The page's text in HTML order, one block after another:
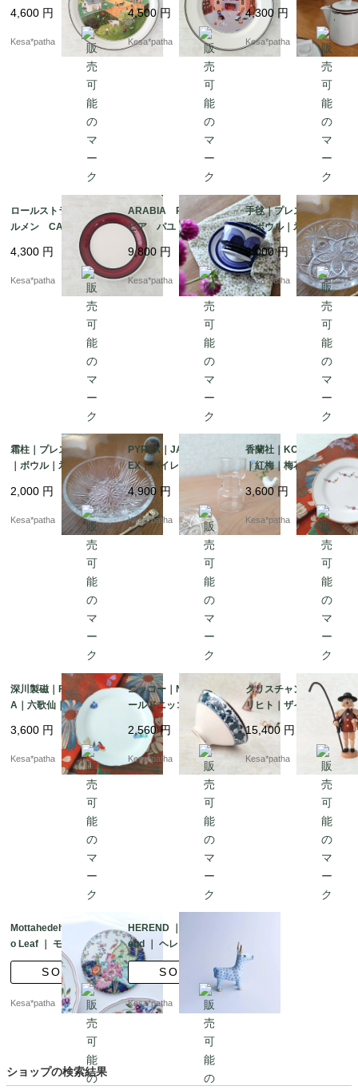
ホ フォーシーズン
ズ サマー 飾り皿
デコレーションプレー
ト ウォールプレー
ト ウォールデコ ド
イツ ヴィンテージ
4,600 円
Kesa*patha
ホ デザイン ナイー
フ 暖炉 プレート
ドイツ ヴィンテージ
4,500円
Kesa*patha
ミスト クリーマー
廃盤 廃番 オールド
ダンスク アメリカ
ヴィンテージ
4,300 円
Kesa*patha
ロールストランド カ
ルメン CARMEN 2
1cm プレート 廃
盤 廃番 スウェーデ
ン 北欧 ヴィンテー
4,300 円
Kesa*patha
ARABIA Paju アラ
ビア パユ デミタス
カップ ソーサー 廃
番 廃盤 フィンラン
ド 北欧 ヴィンテー
9,800 円
Kesa*patha
手毬｜プレス｜ガラス
｜ボウル｜氷コップ｜
昭和レトロ｜日本
2,000円
Kesa*patha
霜柱｜プレス｜ガラス
｜ボウル｜氷コップ｜
昭和レトロ｜日本
2,000 円
Kesa*patha
PYREX｜JAPAN PYR
EX｜パイレックス｜ジ
ャパンパイレックス｜
ガラス｜フラワーベー
ス｜花瓶｜ヴィンテー
ジ｜日本
4,900円
Kesa*patha
香蘭社｜KORANSHA
｜紅梅｜梅花｜金彩｜
平皿｜有田焼｜日本
3,600 円
Kesa*patha
深川製磁｜FUKAGAW
A｜六歌仙｜金彩｜若
芽色｜有田焼｜日本
3,600 円
Kesa*patha
ニッコー｜NIKKO｜オ
ールドニッコー｜日本
硬質陶器｜ダブルフェ
ニックス｜茶碗｜モダ
ンレトロ｜大正モダン
｜昭和レトロ｜金彩｜
2,560円
Kesa*patha
クリスチャン・ウルブ
リヒト｜ザイフェン｜
エルツ｜くるみ割り人
形の家｜煙出し人形｜
香炉人形｜羊飼い｜お
香立て｜ヴィンテージ
15,400 円
Kesa*patha
Mottahedeh ｜ Tobacc
o Leaf ｜ モッタヘデ
タバコリーフ メトロ
ポリタン美術館 イン
テリア プレート ポ
ルトガル製 アメリカ
SOLD
Kesa*patha
HEREND ｜ Vieux Her
end ｜ ヘレンド フィ
ッシュネット 干支
牛 丑年 ブルー フ
ィギュリン 2009年
製 ハンガリー
SOLD
Kesa*patha
ショップの検索結果